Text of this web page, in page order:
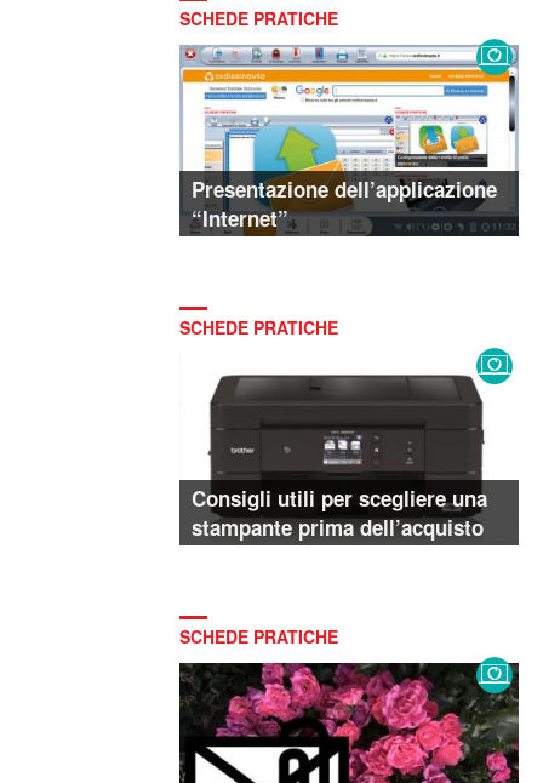
SCHEDE PRATICHE
Presentazione dell’applicazione
“Internet”
SCHEDE PRATICHE
Consigli utili per scegliere una
stampante prima dell’acquisto
SCHEDE PRATICHE